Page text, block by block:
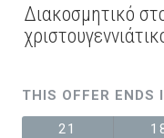
Διακοσμητικό
THIS OFFER ENDS
21